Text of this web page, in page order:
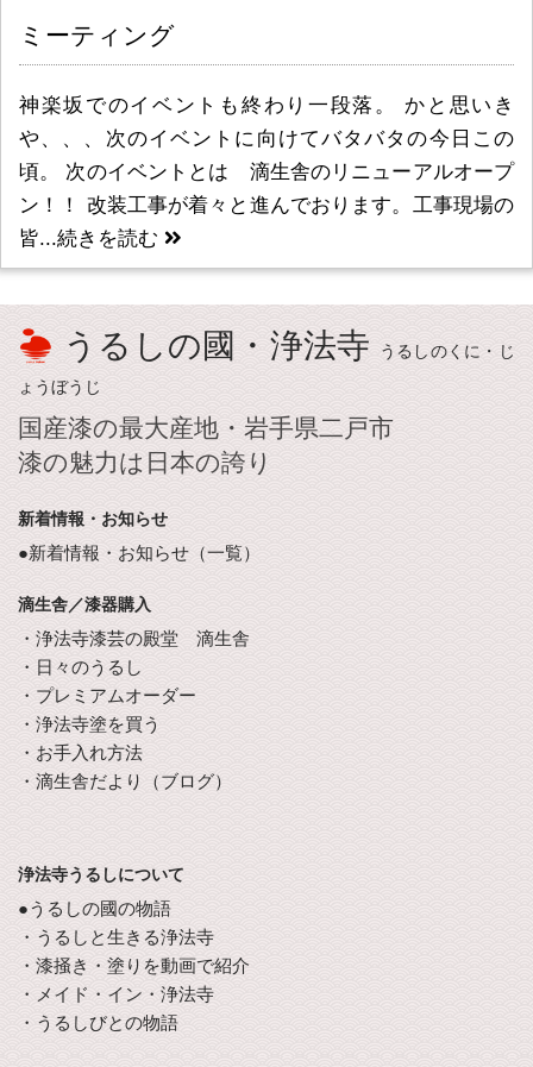
ミーティング
神楽坂でのイベントも終わり一段落。 かと思いき
や、、、次のイベントに向けてバタバタの今日この
頃。 次のイベントとは 滴生舎のリニューアルオープ
ン！！ 改装工事が着々と進んでおります。工事現場の
皆...続きを読む
うるしの國・浄法寺
うるしのくに・じ
ょうぼうじ
国産漆の最大産地・岩手県二戸市
漆の魅力は日本の誇り
新着情報・お知らせ
●新着情報・お知らせ（一覧）
滴生舎／漆器購入
・浄法寺漆芸の殿堂 滴生舎
・日々のうるし
・プレミアムオーダー
・浄法寺塗を買う
・お手入れ方法
・滴生舎だより（ブログ）
浄法寺うるしについて
●うるしの國の物語
・うるしと生きる浄法寺
・漆掻き・塗りを動画で紹介
・メイド・イン・浄法寺
・うるしびとの物語